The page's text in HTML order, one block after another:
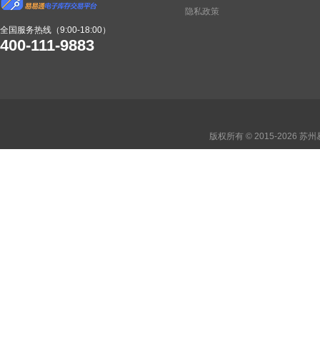
全国服务热线（9:00-18:00）
400-111-9883
隐私政策
版权所有 © 2015-2026 苏州